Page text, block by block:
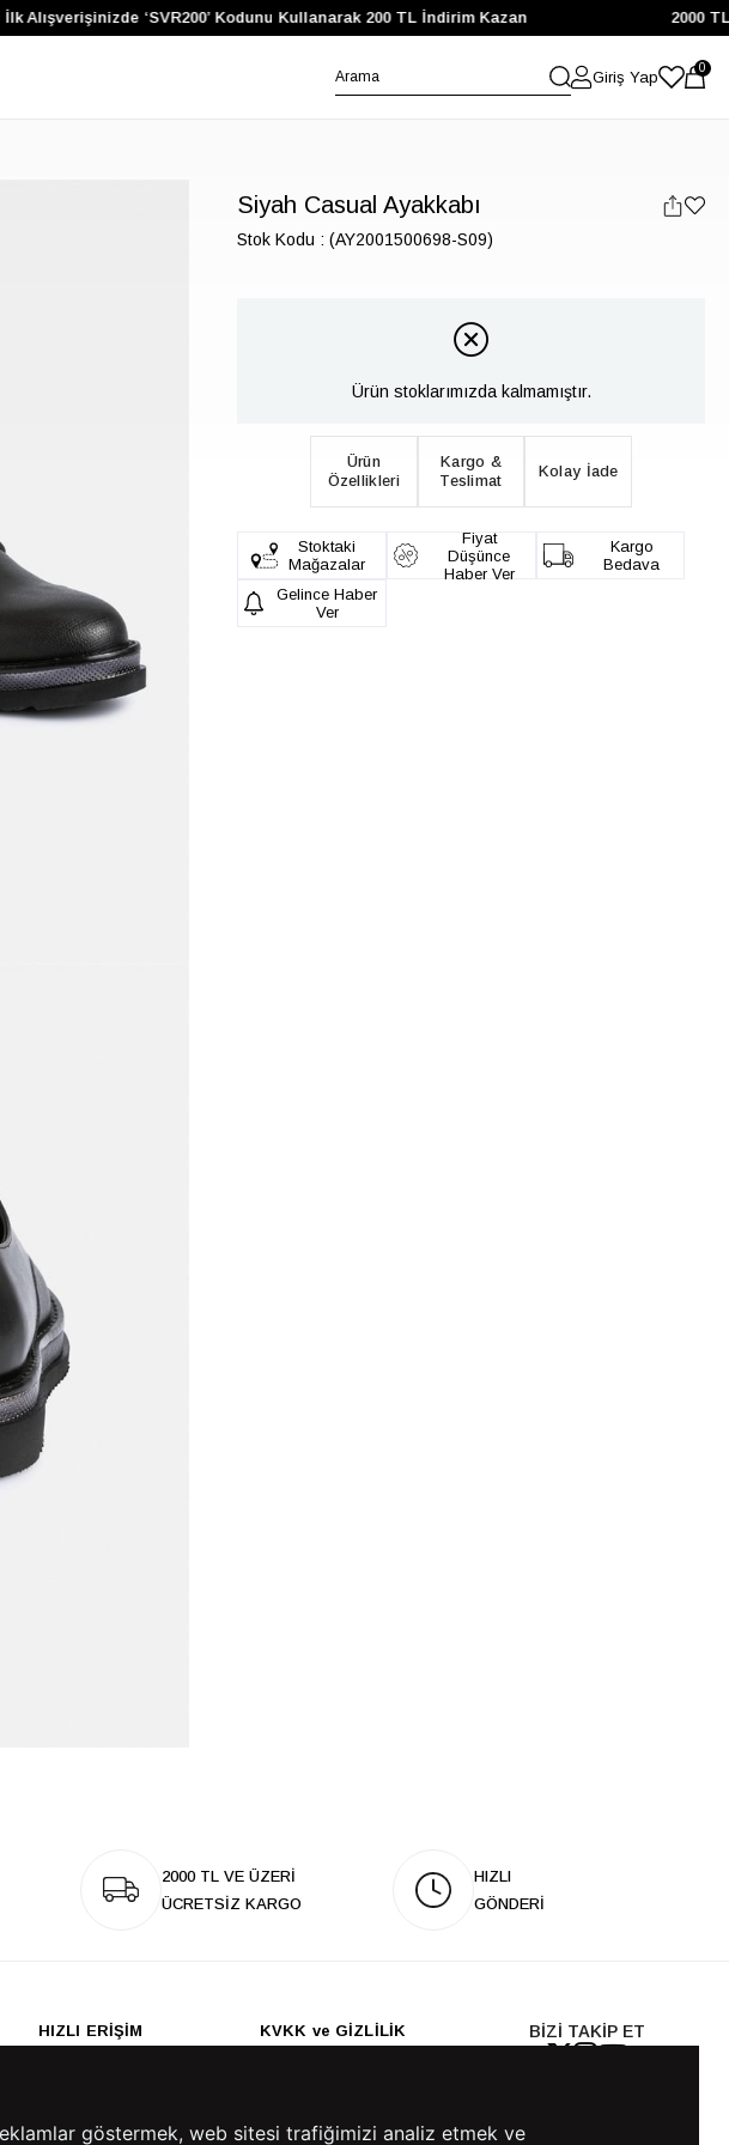
Alışverişinizde ‘SVR200’ Kodunu Kullanarak 200 TL İndirim Kazan 2000
Giriş Yap
0
Siyah Casual Ayakkabı
Stok Kodu (AY2001500698-S09)
Ürün stoklarımızda kalmamıştır.
Ürün
Özellikleri
Kargo &
Teslimat
Kolay İade
Stoktaki
Mağazalar
Fiyat
Düşünce
Haber Ver
Kargo
Bedava
Gelince Haber
Ver
2000 TL VE ÜZERİ
ÜCRETSİZ KARGO
HIZLI
GÖNDERİ
HIZLI ERİŞİM KVKK ve GİZLİLİK
KVKK Açık Rıza Metni
BİZİ TAKİP ET
göstermek, web sitesi trafiğimizi analiz etmek ve